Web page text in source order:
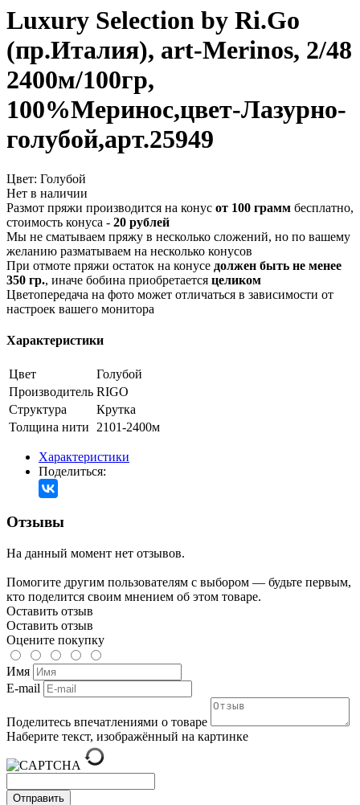
Luxury Selection by Ri.Go
(пр.Италия), art-Merinos, 2/48
2400м/100гр,
100%Меринос,цвет-Лазурно-
голубой,арт.25949
Цвет: Голубой
Нет в наличии
Размот пряжи производится на конус от 100 грамм бесплатно,
стоимость конуса - 20 рублей
Мы не сматываем пряжу в несколько сложений, но по вашему
желанию разматываем на несколько конусов
При отмоте пряжи остаток на конусе должен быть не менее
350 гр., иначе бобина приобретается целиком
Цветопередача на фото может отличаться в зависимости от
настроек вашего монитора
Характеристики
Цвет
Голубой
Производитель RIGO
Структура
Крутка
Толщина нити 2101-2400м
Характеристики
Поделиться:
Отзывы
На данный момент нет отзывов.
Помогите другим пользователям с выбором — будьте первым,
кто поделится своим мнением об этом товаре.
Оставить отзыв
Оставить отзыв
Оцените покупку
Имя
E-mail
Поделитесь впечатлениями о товаре
Наберите текст, изображённый на картинке
Отправить